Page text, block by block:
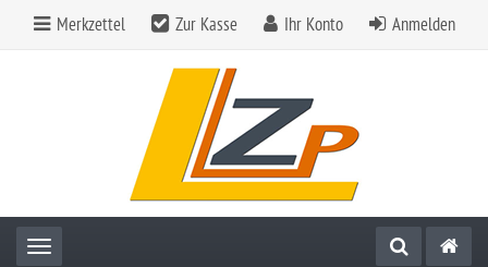
Merkzettel Zur Kasse Ihr Konto Anmelden
Toggle navigation